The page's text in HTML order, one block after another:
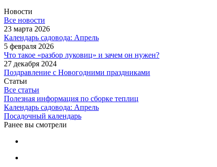
Новости
Все новости
23 марта 2026
Календарь садовода: Апрель
5 февраля 2026
Что такое «разбор луковиц» и зачем он нужен?
27 декабря 2024
Поздравление с Новогодними праздниками
Статьи
Все статьи
Полезная информация по сборке теплиц
Календарь садовода: Апрель
Посадочный календарь
Ранее вы смотрели